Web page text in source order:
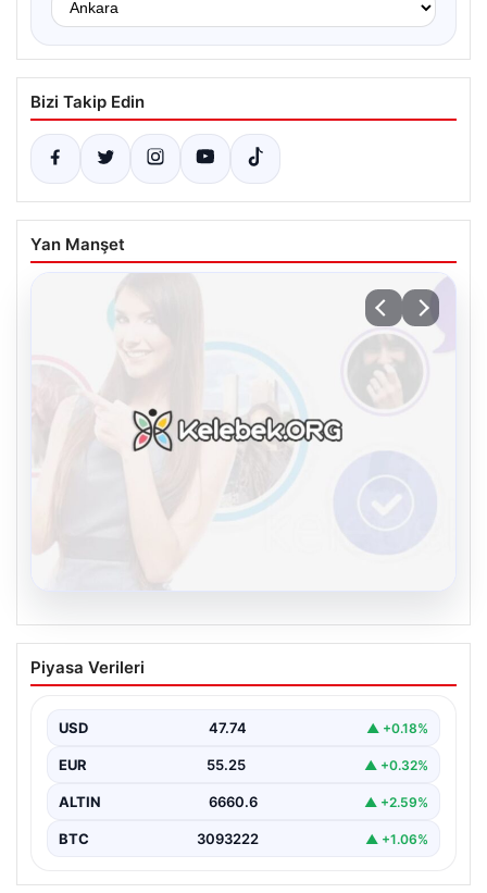
Bizi Takip Edin
Yan Manşet
08.08.2026
Kelebek.Org İle Çevrim içi İletişimin
Sertifikalı Adresi Ve Chat Deneyimi
iletişim kurması ciddi bir hassasiyet ifade etmektedir.
Günümüzde…
Piyasa Verileri
USD 47.74 ▲ +0.18%
EUR 55.25 ▲ +0.32%
ALTIN 6660.6 ▲ +2.59%
BTC 3093222 ▲ +1.06%